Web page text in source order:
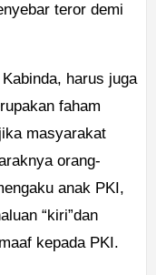
teror demi
harus juga
faham
masyarakat
orang-
anak PKI,
“kiri”dan
kepada PKI.